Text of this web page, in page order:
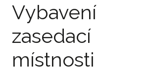
Vybavení
zasedací
místnosti